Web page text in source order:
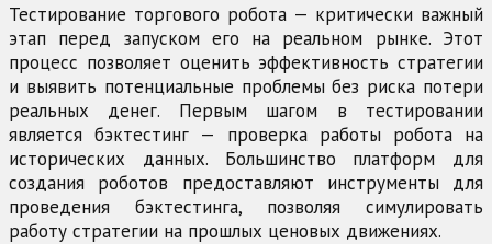
Тестирование торгового робота — критически важный
этап перед запуском его на реальном рынке. Этот
процесс позволяет оценить эффективность стратегии
и выявить потенциальные проблемы без риска потери
реальных денег. Первым шагом в тестировании
является бэктестинг — проверка работы робота на
исторических данных. Большинство платформ для
создания роботов предоставляют инструменты для
проведения бэктестинга, позволяя симулировать
работу стратегии на прошлых ценовых движениях.